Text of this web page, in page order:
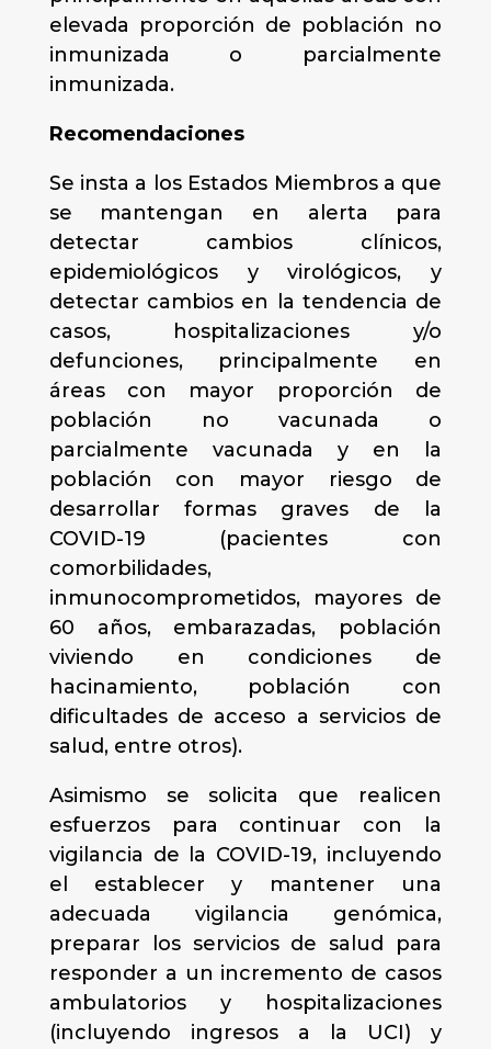
elevada proporción de población no
inmunizada o parcialmente
inmunizada.
Recomendaciones
Se insta a los Estados Miembros a que
se mantengan en alerta para
detectar cambios clínicos,
epidemiológicos y virológicos, y
detectar cambios en la tendencia de
casos, hospitalizaciones y/o
defunciones, principalmente en
áreas con mayor proporción de
población no vacunada o
parcialmente vacunada y en la
población con mayor riesgo de
desarrollar formas graves de la
COVID-19 (pacientes con
comorbilidades,
inmunocomprometidos, mayores de
60 años, embarazadas, población
viviendo en condiciones de
hacinamiento, población con
dificultades de acceso a servicios de
salud, entre otros).
Asimismo se solicita que realicen
esfuerzos para continuar con la
vigilancia de la COVID-19, incluyendo
el establecer y mantener una
adecuada vigilancia genómica,
preparar los servicios de salud para
responder a un incremento de casos
ambulatorios y hospitalizaciones
(incluyendo ingresos a la UCI) y